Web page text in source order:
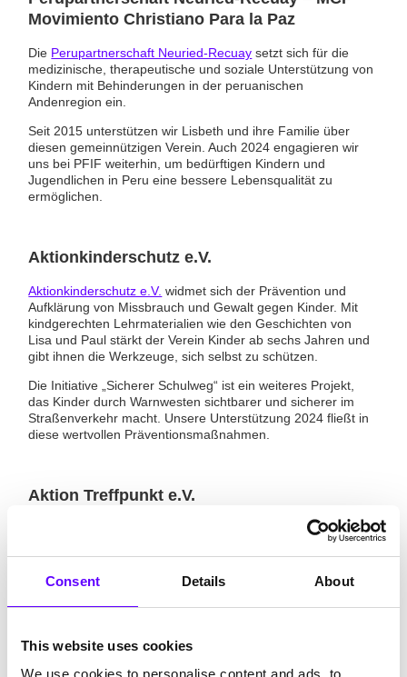
Consent Details About
This website uses cookies
We use cookies to personalise content and ads, to
Movimiento Christiano Para la Paz
Die Perupartnerschaft Neuried-Recuay setzt sich für die
medizinische, therapeutische und soziale Unterstützung von
Kindern mit Behinderungen in der peruanischen
Andenregion ein.
Seit 2015 unterstützen wir Lisbeth und ihre Familie über
diesen gemeinnützigen Verein. Auch 2024 engagieren wir
uns bei PFIF weiterhin, um bedürftigen Kindern und
Jugendlichen in Peru eine bessere Lebensqualität zu
ermöglichen.
Aktionkinderschutz e.V.
Aktionkinderschutz e.V. widmet sich der Prävention und
Aufklärung von Missbrauch und Gewalt gegen Kinder. Mit
kindgerechten Lehrmaterialien wie den Geschichten von
Lisa und Paul stärkt der Verein Kinder ab sechs Jahren und
gibt ihnen die Werkzeuge, sich selbst zu schützen.
Die Initiative „Sicherer Schulweg“ ist ein weiteres Projekt,
das Kinder durch Warnwesten sichtbarer und sicherer im
Straßenverkehr macht. Unsere Unterstützung 2024 fließt in
diese wertvollen Präventionsmaßnahmen.
Aktion Treffpunkt e.V.
fördert die
Begegnung von Menschen mit und ohne Behinderung.
Ehrenamtliche Helfer leisten hier einen wichtigen Beitrag zur
Integration und Unterstützung von Familien mit Kindern und
jährlichen Weihnachtsaktion bei PFIF, um diese wertvolle